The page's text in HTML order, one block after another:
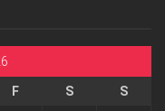
F S
S